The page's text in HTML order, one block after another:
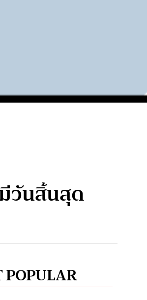
วันสิ้นสุด
POPULAR